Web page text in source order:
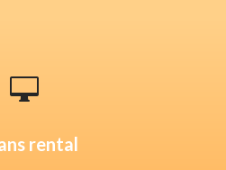

rental